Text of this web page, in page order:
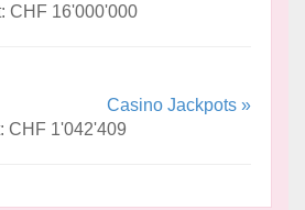
CHF 16'000'000
Casino Jackpots »
CHF 1'042'409